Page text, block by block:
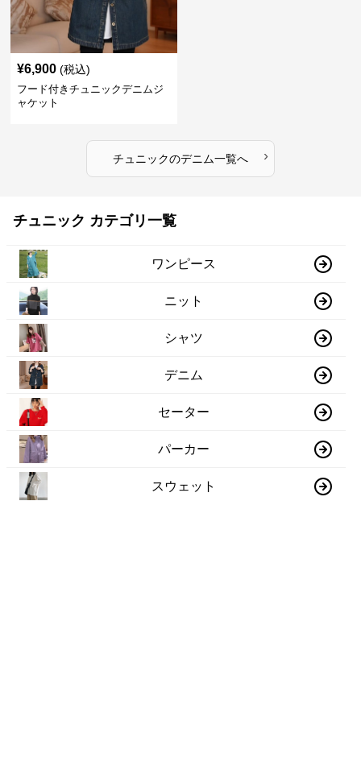
¥6,900 (税込)
フード付きチュニックデニムジ
ャケット
チュニックのデニム一覧へ ›
チュニック カテゴリ一覧
ワンピース
ニット
シャツ
デニム
セーター
パーカー
スウェット